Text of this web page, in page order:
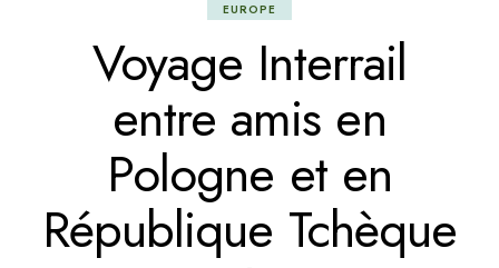
EUROPE
Voyage Interrail
entre amis en
Pologne et en
République Tchèque